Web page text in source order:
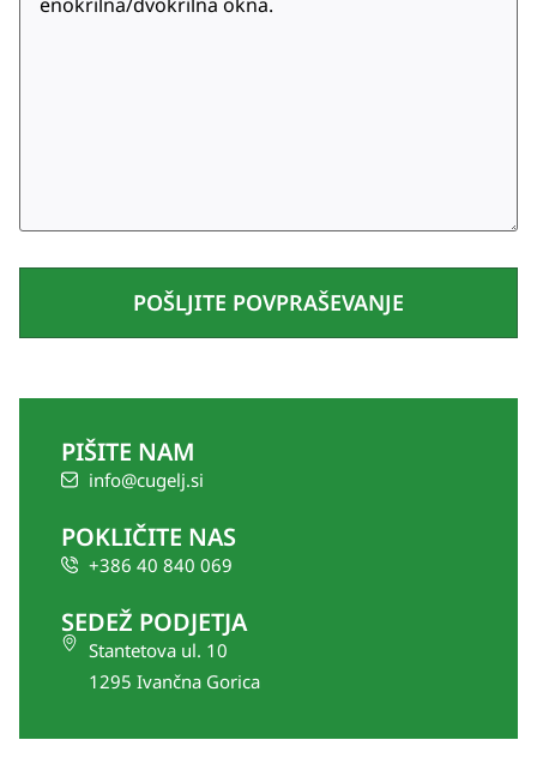
PIŠITE NAM
info@cugelj.si
POKLIČITE NAS
+386 40 840 069
SEDEŽ PODJETJA
Stantetova ul. 10
1295 Ivančna Gorica